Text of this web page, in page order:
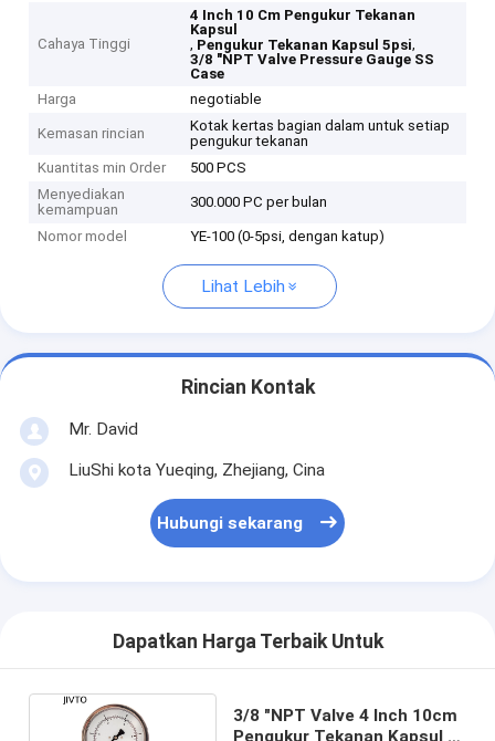
Cahaya Tinggi
4 Inch 10 Cm Pengukur Tekanan
Kapsul
, Pengukur Tekanan Kapsul 5psi,
3/8 "NPT Valve Pressure Gauge SS
Case
Harga
negotiable
Kemasan rincian
Kotak kertas bagian dalam untuk setiap
pengukur tekanan
Kuantitas min Order
500 PCS
Menyediakan
kemampuan
300.000 PC per bulan
Nomor model YE-100 (0-5psi, dengan katup)
Lihat Lebih
Rincian Kontak
Mr. David
LiuShi kota Yueqing, Zhejiang, Cina
Hubungi sekarang
Dapatkan Harga Terbaik Untuk
3/8 "NPT Valve 4 Inch 10cm
Pengukur Tekanan Kapsul 5